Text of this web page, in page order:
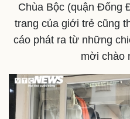
Cuộc sống đó đây
Hồ sơ
Chùa Bộc (quận Đống
trang của giới trẻ cũng
cáo phát ra từ những
mời chào